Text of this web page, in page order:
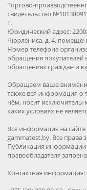
Торгово-
свидетельство
г.
Юридический адрес:
Чюрлениса, д. 4,
Номер телефона
обращения покупателей
обращениях граждан и
Обращаем ваше
также вся информация о
нём, носит
каких условиях не
Вся информация на
gammatest.by. Все
Публикация информации
правообладателя
Контактная информация: